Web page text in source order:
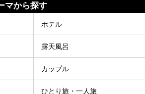
マから探す
ホテル
露天風呂
カップル
ひとり旅・一人旅